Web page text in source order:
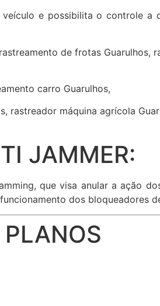
e possibilita o controle a
de frotas Guarulhos,
carro Guarulhos,
rastreador máquina agrícola
JAMMER:
que visa anular a ação
dos bloqueadores